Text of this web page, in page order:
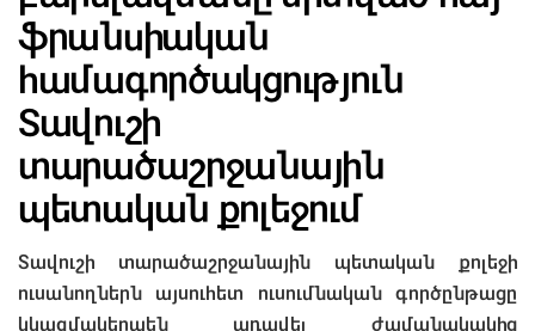
ֆրանսիական
համագործակցություն
Տավուշի
տարածաշրջանային
պետական քոլեջում
Տավուշի տարածաշրջանային պետական քոլեջի
ուսանողներն այսուհետ ուսումնական գործընթացը
կկազմակերպեն առավել ժամանակակից